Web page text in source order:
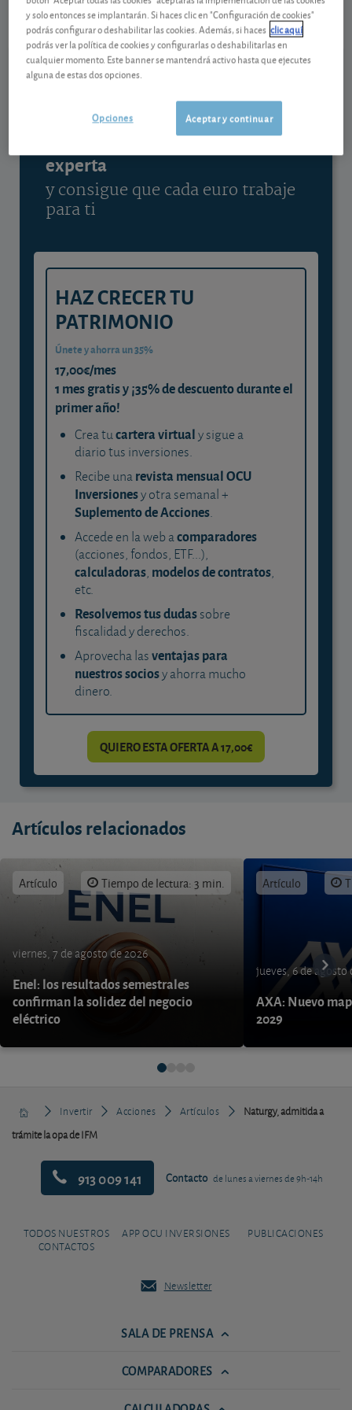
07/08/2026 Madrid
Ver detalladamente
experta
y consigue que cada euro trabaje
para ti
HAZ CRECER TU
PATRIMONIO
Únete y ahorra un 35%
17,00€/mes
1 mes gratis y ¡35% de descuento durante el
primer año!
Crea tucartera virtualy sigue a
diario tus inversiones.
Recibe unarevista mensual OCU
Inversionesy otra semanal +
Suplemento de Acciones.
Accede en la web acomparadores
(acciones, fondos, ETF...),
calculadoras, modelos de contratos,
etc.
Resolvemos tus dudassobre
fiscalidad y derechos.
Aprovecha lasventajas para
nuestros sociosy ahorra mucho
dinero.
QUIERO ESTA OFERTA A 17,00€
Artículos relacionados
Artículo Tiempo de lectura: 3 min.
viernes, 7 de agosto de 2026
Enel: los resultados semestrales
confirman la solidez del negocio
eléctrico
Artículo
jueves, 6 de agosto
AXA: Nuevo
2029
Invertir Acciones Artículos
Naturgy, admitida a
trámite la opa de IFM
913 009 141 Contacto de lunes a viernes de 9h-14h
TODOS NUESTROS
CONTACTOS
APP OCU INVERSIONES PUBLICACIONES
Newsletter
SALA DE PRENSA
COMPARADORES
y solo entonces se implantarán. Si haces clic en "Configuración de cookies"
podrás configurar o deshabilitar las cookies. Además, si haces clic aquí
podrás ver la política de cookies y configurarlas o deshabilitarlas en
cualquier momento. Este banner se mantendrá activo hasta que ejecutes
alguna de estas dos opciones.
Aceptar y continuar
Opciones